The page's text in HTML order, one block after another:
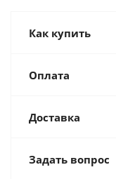
Как купить
Оплата
Доставка
Задать вопрос